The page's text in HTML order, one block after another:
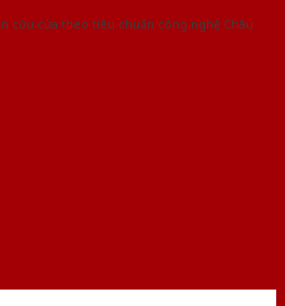
cứu cửa theo tiêu chuẩn công nghệ Châu